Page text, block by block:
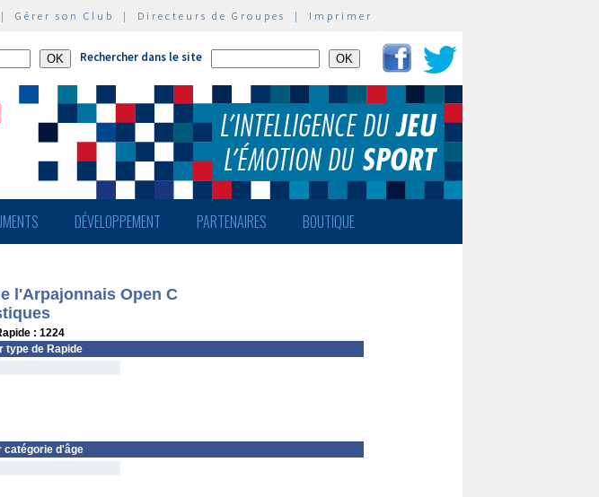
Gérer son Club | Directeurs de Groupes | Imprimer
Rechercher dans le site
DÉVELOPPEMENT PARTENAIRES BOUTIQUE
l'Arpajonnais Open C
: 1224
type de Rapide
catégorie d'âge